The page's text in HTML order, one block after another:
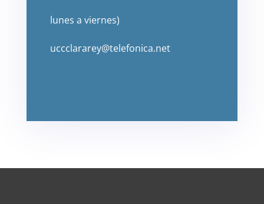
lunes a viernes)
uccclararey@telefonica.net